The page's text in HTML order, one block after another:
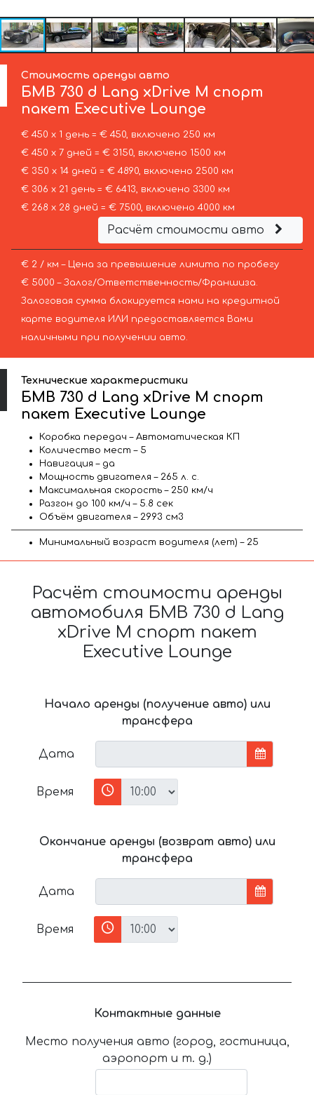
Стоимость аренды авто
БМВ 730 d Lang xDrive M спорт
пакет Executive Lounge
€ 450 х 1 день = € 450, включено 250 км
€ 450 х 7 дней = € 3150, включено 1500 км
€ 350 х 14 дней = € 4890, включено 2500 км
€ 306 х 21 день = € 6413, включено 3300 км
€ 268 х 28 дней = € 7500, включено 4000 км
Расчёт стоимости авто
€ 2 / км – Цена за превышение лимита по пробегу
€ 5000 – Залог/Ответственность/Франшиза.
Залоговая сумма блокируется нами на кредитной
карте водителя ИЛИ предоставляется Вами
наличными при получении авто.
Технические характеристики
БМВ 730 d Lang xDrive M спорт
пакет Executive Lounge
Коробка передач – Автоматическая КП
Количество мест – 5
Навигация – да
Мощность двигателя – 265 л. с.
Максимальная скорость – 250 км/ч
Разгон до 100 км/ч – 5.8 сек
Объём двигателя – 2993 см3
Минимальный возраст водителя (лет) – 25
Расчёт стоимости аренды
автомобиля БМВ 730 d Lang
xDrive M спорт пакет
Executive Lounge
Начало аренды (получение авто) или
трансфера
Дата
Время
Окончание аренды (возврат авто) или
трансфера
Дата
Время
Контактные данные
Место получения авто (город, гостиница,
аэропорт и т. д.)